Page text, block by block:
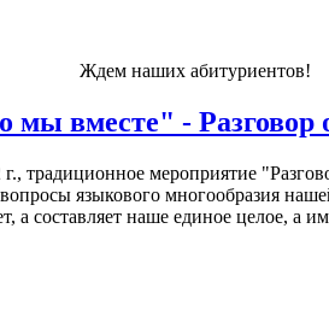
Ждем наших
вместе" - Разговор
г., традиционное мероприятие
языкового многообразия
а составляет наше единое целое, а